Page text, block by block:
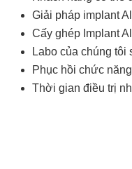
Giải pháp implant
Cấy ghép Implant
Labo của chúng
Phục hồi chức
Thời gian điều trị